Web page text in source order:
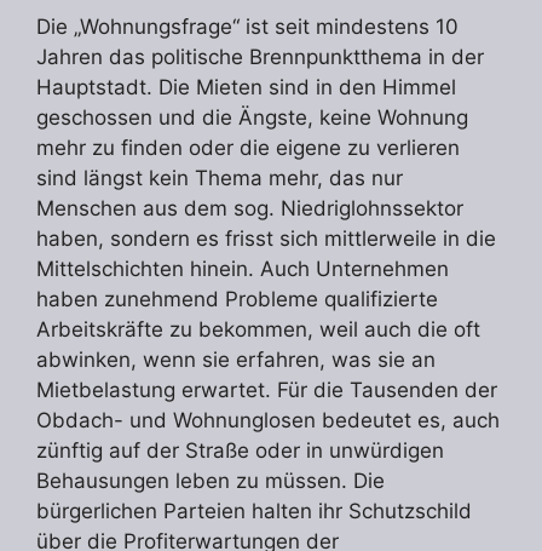
Die „Wohnungsfrage“ ist seit mindestens 10
Jahren das politische Brennpunktthema in der
Hauptstadt. Die Mieten sind in den Himmel
geschossen und die Ängste, keine Wohnung
mehr zu finden oder die eigene zu verlieren
sind längst kein Thema mehr, das nur
Menschen aus dem sog. Niedriglohnssektor
haben, sondern es frisst sich mittlerweile in die
Mittelschichten hinein. Auch Unternehmen
haben zunehmend Probleme qualifizierte
Arbeitskräfte zu bekommen, weil auch die oft
abwinken, wenn sie erfahren, was sie an
Mietbelastung erwartet. Für die Tausenden der
Obdach- und Wohnunglosen bedeutet es, auch
zünftig auf der Straße oder in unwürdigen
Behausungen leben zu müssen. Die
bürgerlichen Parteien halten ihr Schutzschild
über die Profiterwartungen der